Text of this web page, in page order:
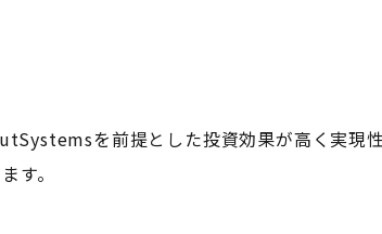
を前提とした投資効果が高く実現
す。​